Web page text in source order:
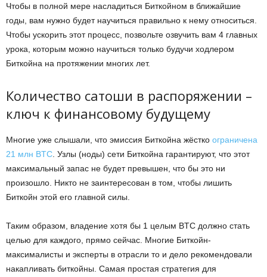
Чтобы в полной мере насладиться Биткойном в ближайшие
годы, вам нужно будет научиться правильно к нему относиться.
Чтобы ускорить этот процесс, позвольте озвучить вам 4 главных
урока, которым можно научиться только будучи ходлером
Биткойна на протяжении многих лет.
Количество сатоши в распоряжении –
ключ к финансовому будущему
Многие уже слышали, что эмиссия Биткойна жёстко ограничена
21 млн BTC . Узлы (ноды) сети Биткойна гарантируют, что этот
максимальный запас не будет превышен, что бы это ни
произошло. Никто не заинтересован в том, чтобы лишить
Биткойн этой его главной силы.
Таким образом, владение хотя бы 1 целым BTC должно стать
целью для каждого, прямо сейчас. Многие Биткойн-
максималисты и эксперты в отрасли то и дело рекомендовали
накапливать биткойны. Самая простая стратегия для